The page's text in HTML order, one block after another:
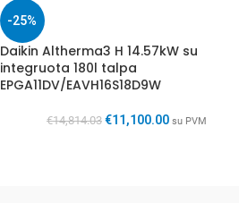
-25%
Daikin Altherma3 H 14.57kW su
integruota 180l talpa
EPGA11DV/EAVH16S18D9W
€14,814.03 €11,100.00 su PVM